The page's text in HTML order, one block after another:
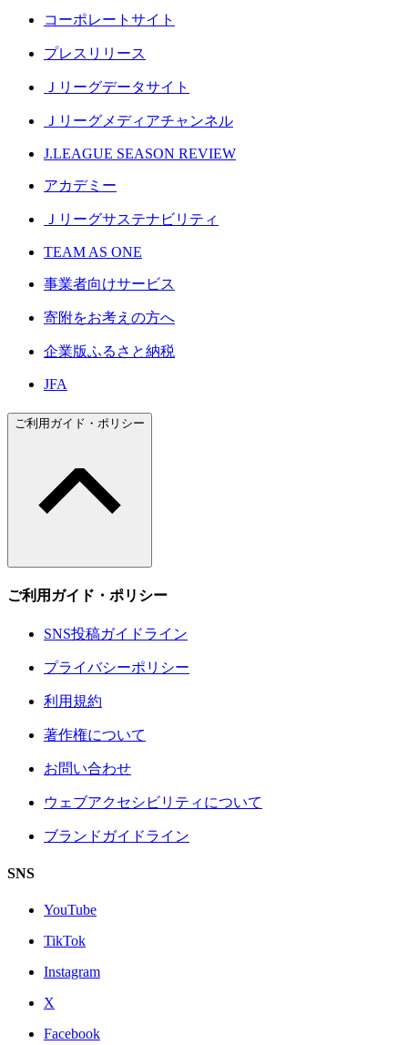
コーポレートサイト
プレスリリース
Ｊリーグデータサイト
Ｊリーグメディアチャンネル
J.LEAGUE SEASON REVIEW
アカデミー
Ｊリーグサステナビリティ
TEAM AS ONE
事業者向けサービス
寄附をお考えの方へ
企業版ふるさと納税
JFA
ご利用ガイド・ポリシー
ご利用ガイド・ポリシー
SNS投稿ガイドライン
プライバシーポリシー
利用規約
著作権について
お問い合わせ
ウェブアクセシビリティについて
ブランドガイドライン
SNS
YouTube
TikTok
Instagram
X
Facebook